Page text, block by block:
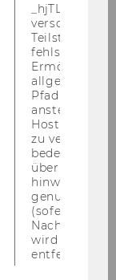
1990),
2009),
(geb.
AG i.R.,
_hjTLDTest-
verschiedene
Teilstrings,
fehlschlägt.
Ermöglicht,
Pfad zu
anstelle des
Hostnamens
zu
bedeutet,
über
hinweg
genutzt
(sofern
Nach dieser
wird das
entfernt.